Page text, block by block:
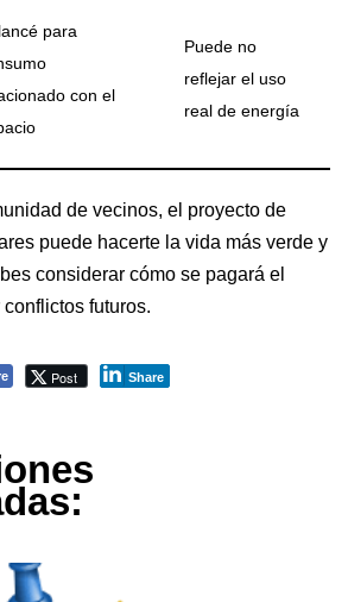
para
con el
Puede no
reflejar el uso
real de energía
de vecinos, el proyecto de
puede hacerte la vida más verde y
considerar cómo se pagará el
futuros.
Post Share